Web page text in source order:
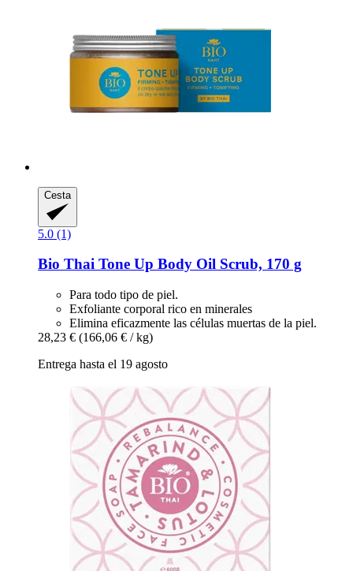
Cesta
5.0 (1)
Bio Thai Tone Up Body Oil Scrub, 170 g
Para todo tipo de piel.
Exfoliante corporal rico en minerales
Elimina eficazmente las células muertas de la piel.
28,23 € (166,06 € / kg)
Entrega hasta el 19 agosto